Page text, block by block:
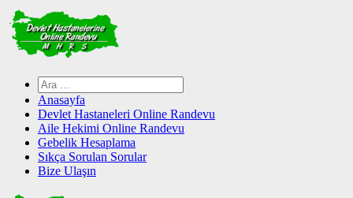
Skip
to
content
Arama:
Anasayfa
Devlet Hastaneleri Online Randevu
Aile Hekimi Online Randevu
Gebelik Hesaplama
Sıkça Sorulan Sorular
Bize Ulaşın